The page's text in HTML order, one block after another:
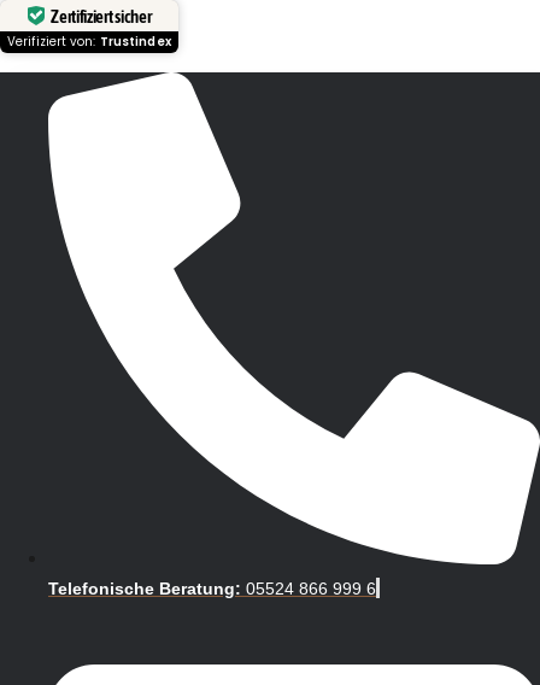
Zertifiziert sicher
Verifiziert von: Trustindex
Telefonische Beratung: 05524 866 999 6